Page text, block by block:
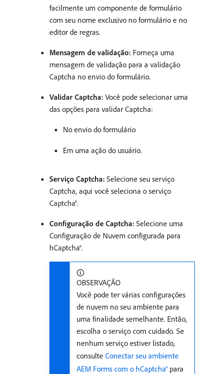
facilmente um componente de formulário
com seu nome exclusivo no formulário e no
editor de regras.
Mensagem de validação: Forneça uma
mensagem de validação para a validação
Captcha no envio do formulário.
Validar Captcha: Você pode selecionar uma
das opções para validar Captcha:
No envio do formulário
Em uma ação do usuário.
Serviço Captcha: Selecione seu serviço
Captcha, aqui você seleciona o serviço
Captcha®.
Configuração de Captcha: Selecione uma
Configuração de Nuvem configurada para
hCaptcha®.
OBSERVAÇÃO
Você pode ter várias configurações
de nuvem no seu ambiente para
uma finalidade semelhante. Então,
escolha o serviço com cuidado. Se
nenhum serviço estiver listado,
consulte Conectar seu ambiente
AEM Forms com o hCaptcha® para